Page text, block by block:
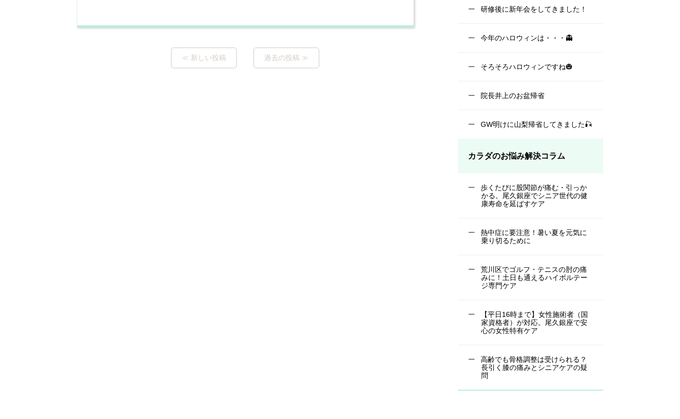
≪ 新しい投稿 過去の投稿 ≫
研修後に新年会をしてきました！
今年のハロウィンは・・・👻
そろそろハロウィンですね🎃
院長井上のお盆帰省
GW明けに山梨帰省してきました🎣
カラダのお悩み解決コラム
歩くたびに股関節が痛む・引っか
かる。尾久銀座でシニア世代の健
康寿命を延ばすケア
熱中症に要注意！暑い夏を元気に
乗り切るために
荒川区でゴルフ・テニスの肘の痛
みに！土日も通えるハイボルテー
ジ専門ケア
【平日16時まで】女性施術者（国
家資格者）が対応。尾久銀座で安
心の女性特有ケア
高齢でも骨格調整は受けられる？
長引く膝の痛みとシニアケアの疑
問